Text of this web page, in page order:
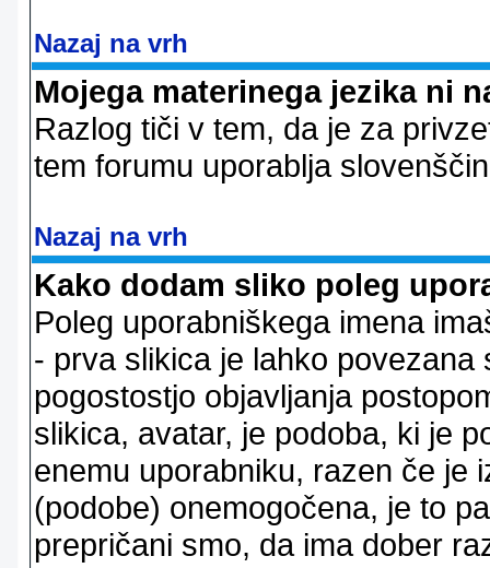
Nazaj na vrh
Mojega materinega jezika ni
Razlog tiči v tem, da je za
tem forumu uporablja
Nazaj na vrh
Kako dodam sliko poleg
Poleg uporabniškega imena
- prva slikica je lahko
pogostostjo objavljanja
slikica, avatar, je podoba, ki je
enemu uporabniku, razen če je
(podobe) onemogočena, je to
prepričani smo, da ima dober